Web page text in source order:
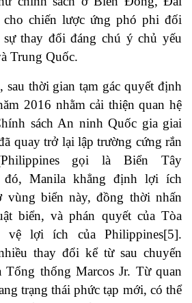
chiến lược ứng phó phi đối
thay đổi đáng chú ý chủ yếu
Trung Quốc.
thời gian tạm gác quyết định
2016 nhằm cải thiện quan hệ
sách An ninh Quốc gia giai
quay trở lại lập trường cứng rắn
gọi là Biển Tây
đó, Manila khẳng định lợi ích
vùng biển này, đồng thời nhấn
biển, và phán quyết của Tòa
vệ lợi ích của Philippines[5].
thay đổi kể từ sau chuyến
Tổng thống Marcos Jr. Từ quan
trạng thái phức tạp mới, có thể